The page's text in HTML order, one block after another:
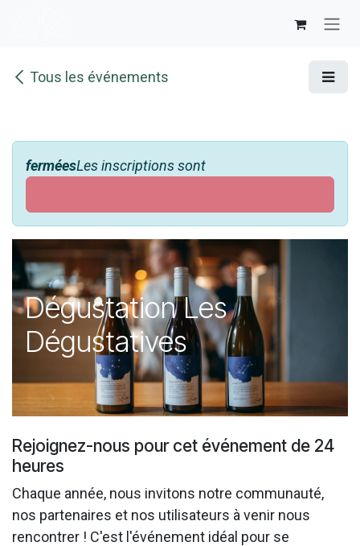
Tous les événements
ferméesLes inscriptions sont
Dégustation Les
Dégustatives
Rejoignez-nous pour cet événement de 24
heures
Chaque année, nous invitons notre communauté,
nos partenaires et nos utilisateurs à venir nous
rencontrer ! C'est l'événement idéal pour se